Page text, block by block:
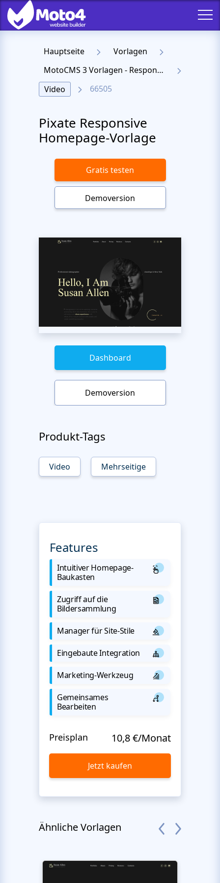
Hauptseite
Vorlagen
MotoCMS 3 Vorlagen - Responsive Templates für Website
Video
66505
Pixate Responsive
Homepage-Vorlage
Gratis testen
Demoversion
Dashboard
Demoversion
Produkt-Tags
Video Mehrseitige
Features
Intuitiver Homepage-
Baukasten
Zugriff auf die
Bildersammlung
Manager für Site-Stile
Eingebaute Integration
Marketing-Werkzeug
Gemeinsames
Bearbeiten
Preisplan 10,8 €/Monat
Jetzt kaufen
Ähnliche Vorlagen